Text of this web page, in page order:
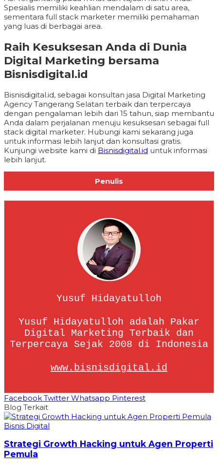
Spesialis memiliki keahlian mendalam di satu area,
sementara full stack marketer memiliki pemahaman
yang luas di berbagai area.
Raih Kesuksesan Anda di Dunia
Digital Marketing bersama
Bisnisdigital.id
Bisnisdigital.id, sebagai konsultan jasa Digital Marketing
Agency Tangerang Selatan terbaik dan terpercaya
dengan pengalaman lebih dari 15 tahun, siap membantu
Anda dalam perjalanan menuju kesuksesan sebagai full
stack digital marketer. Hubungi kami sekarang juga
untuk informasi lebih lanjut dan konsultasi gratis.
Kunjungi website kami di Bisnisdigital.id untuk informasi
lebih lanjut.
Penulis
Yusuf Hidayatulloh
Yusuf Hidayatulloh adalah Pakar
Digital Marketing Terbaik dan
Terpercaya Sejak 2008 di Indonesia
www.bisnisdigital.id
Facebook Twitter Whatsapp Pinterest
Blog Terkait
Bisnis Digital
Strategi Growth Hacking untuk Agen Properti
Pemula